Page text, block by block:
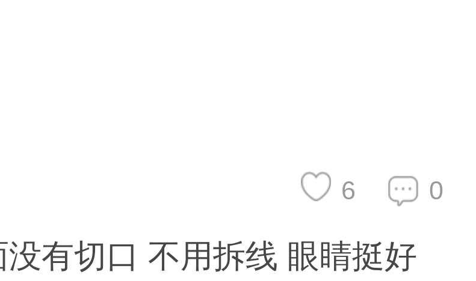
0
6
有切口 不用拆线 眼睛挺好